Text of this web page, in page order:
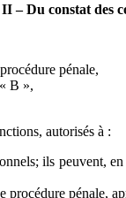
– Du constat des
pénale,
B »,
autorisés à :
ils peuvent,
pénale,